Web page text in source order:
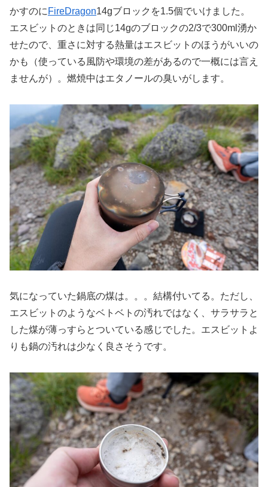
かすのに FireDragon14gブロックを1.5個でいけました。
エスビットのときは同じ14gのブロックの2/3で300ml湧か
せたので、重さに対する熱量はエスビットのほうがいいの
かも（使っている風防や環境の差があるので一概には言え
ませんが）。燃焼中はエタノールの臭いがします。
気になっていた鍋底の煤は。。。結構付いてる。ただし、
エスビットのようなベトベトの汚れではなく、サラサラと
した煤が薄っすらとついている感じでした。エスビットよ
りも鍋の汚れは少なく良さそうです。